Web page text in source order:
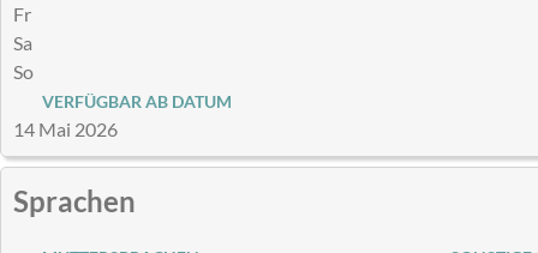
Fr
Sa
So
VERFÜGBAR AB DATUM
14 Mai 2026
Sprachen